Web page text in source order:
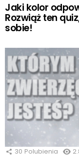
Jaki kolor
Rozwiąż ten
sobie!
30 Polubienia